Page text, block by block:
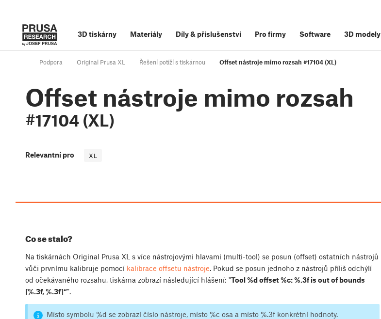
3D tiskárny Materiály Díly& příslušenství Pro firmy Software 3D modely
Podpora Original Prusa XL Řešení potíží s tiskárnou Offset nástroje mimo rozsah #17104 (XL)
Offset nástroje mimo rozsah
#17104 (XL)
Relevantní pro XL
Co se stalo?
Na tiskárnách Original Prusa XL s více nástrojovými hlavami (multi-tool) se posun (offset) ostatních nástrojů
vůči prvnímu kalibruje pomocí kalibrace offsetu nástroje. Pokud se posun jednoho z nástrojů příliš odchýlí
od očekávaného rozsahu, tiskárna zobrazí následující hlášení: "Tool %d offset %c: %.3f is out of bounds
[%.3f, %.3f]“".
Místo symbolu %d se zobrazí číslo nástroje, místo %c osa a místo %.3f konkrétní hodnoty.